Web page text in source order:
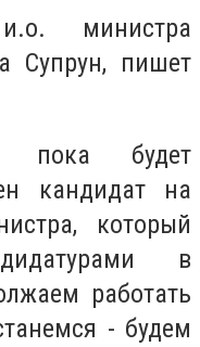
министра
Супрун, пишет
пока будет
кандидат на
который
в
работать
- будем